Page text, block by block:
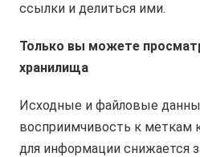
ссылки и делиться ими.
Только вы можете
хранилища
Исходные и файловые
восприимчивость к меткам
для информации снижается